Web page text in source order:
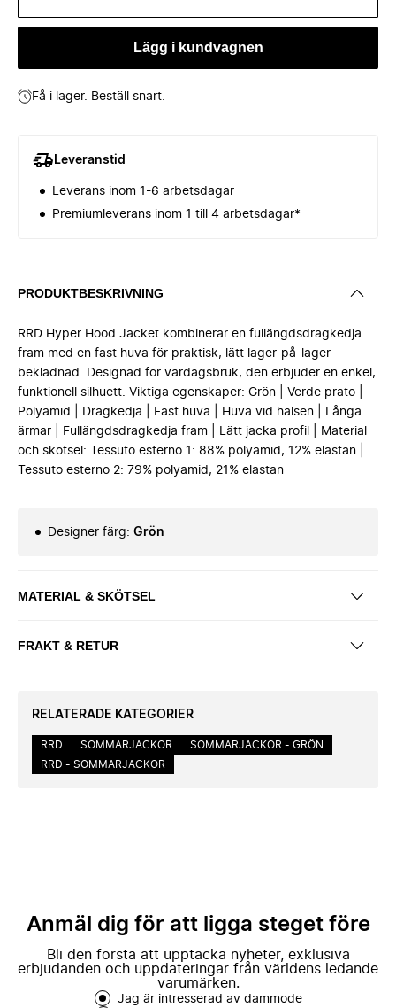
Lägg i kundvagnen
Få i lager. Beställ snart.
Leveranstid
Leverans inom 1-6 arbetsdagar
Premiumleverans inom 1 till 4 arbetsdagar*
PRODUKTBESKRIVNING
RRD Hyper Hood Jacket kombinerar en fullängdsdragkedja
fram med en fast huva för praktisk, lätt lager-på-lager-
beklädnad. Designad för vardagsbruk, den erbjuder en enkel,
funktionell silhuett. Viktiga egenskaper: Grön | Verde prato |
Polyamid | Dragkedja | Fast huva | Huva vid halsen | Långa
ärmar | Fullängdsdragkedja fram | Lätt jacka profil | Material
och skötsel: Tessuto esterno 1: 88% polyamid, 12% elastan |
Tessuto esterno 2: 79% polyamid, 21% elastan
Designer färg: Grön
MATERIAL & SKÖTSEL
FRAKT & RETUR
RELATERADE KATEGORIER
RRD SOMMARJACKOR
SOMMARJACKOR - GRÖN
RRD - SOMMARJACKOR
Anmäl dig för att ligga steget före
Bli den första att upptäcka nyheter, exklusiva
erbjudanden och uppdateringar från världens ledande
varumärken.
Jag är intresserad av dammode